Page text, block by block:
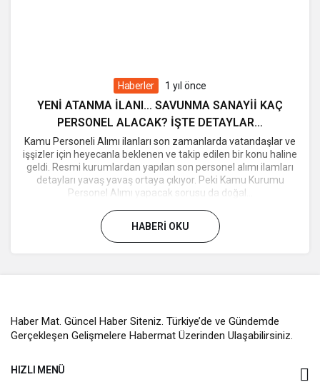
Haberler 1 yıl önce
YENİ ATANMA İLANI… SAVUNMA SANAYİİ KAÇ
PERSONEL ALACAK? İŞTE DETAYLAR…
Kamu Personeli Alımı ilanları son zamanlarda vatandaşlar ve
işşizler için heyecanla beklenen ve takip edilen bir konu haline
geldi. Resmi kurumlardan yapılan son personel alımı ilamları
detayları yavaş yavaş ortaya çıkıyor. Peki Kamu Kurumu
Personel Alımı yapacak sorusu da doğal...
HABERI OKU
Haber Mat. Güncel Haber Siteniz. Türkiye’de ve Gündemde
Gerçekleşen Gelişmelere Habermat Üzerinden Ulaşabilirsiniz.
HIZLI MENÜ